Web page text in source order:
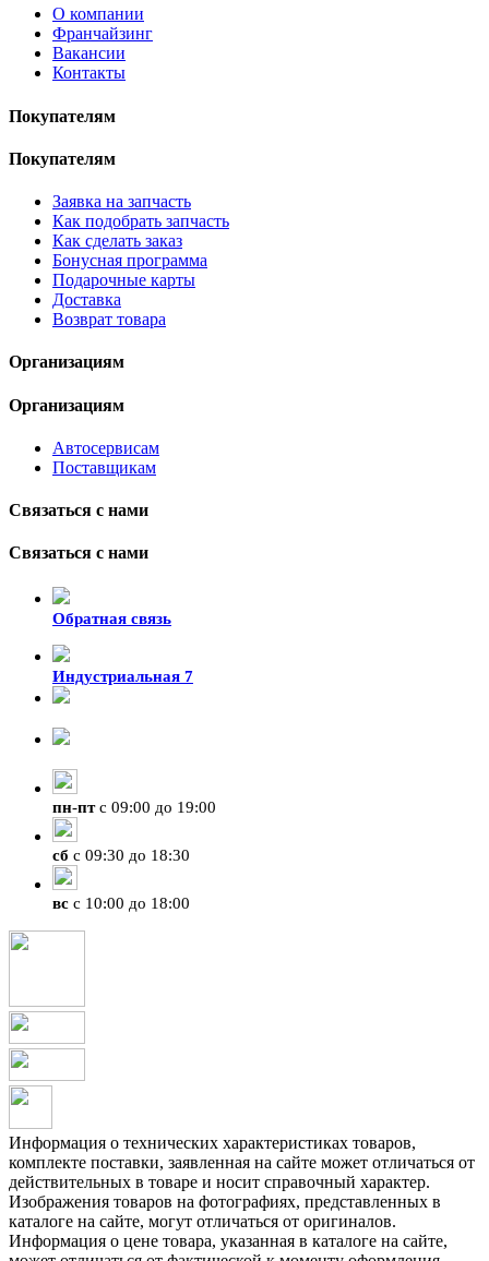
О компании
Франчайзинг
Вакансии
Контакты
Покупателям
Покупателям
Заявка на запчасть
Как подобрать запчасть
Как сделать заказ
Бонусная программа
Подарочные карты
Доставка
Возврат товара
Организациям
Организациям
Автосервисам
Поставщикам
Связаться с нами
Связаться с нами
Обратная связь
Индустриальная 7
пн-птс 09:00 до 19:00
сб с 09:30 до 18:30
вс с 10:00 до 18:00
Информация о технических характеристиках товаров,
комплекте поставки, заявленная на сайте может отличаться от
действительных в товаре и носит справочный характер.
Изображения товаров на фотографиях, представленных в
каталоге на сайте, могут отличаться от оригиналов.
Информация о цене товара, указанная в каталоге на сайте,